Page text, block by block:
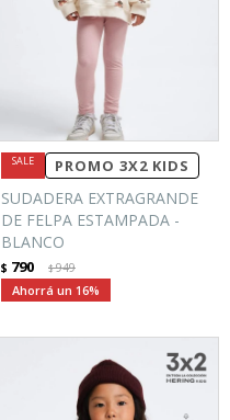
PROMO 3X2 KIDS
SUDADERA EXTRAGRANDE
DE FELPA ESTAMPADA -
BLANCO
$ 790 $949
16